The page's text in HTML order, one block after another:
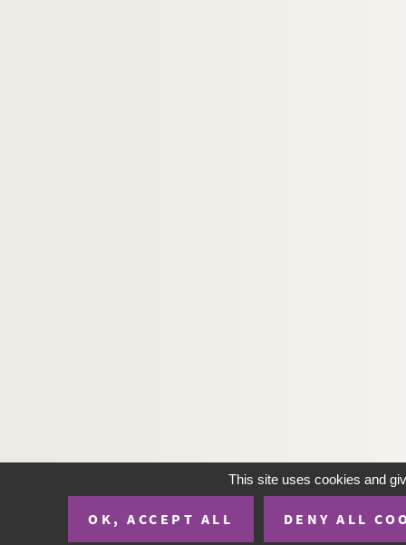
This site uses cookies and
OK, ACCEPT ALL DENY ALL